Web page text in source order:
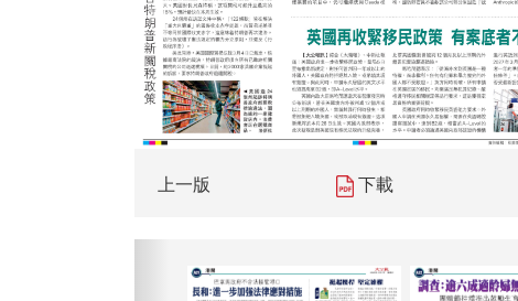
上一版 下載